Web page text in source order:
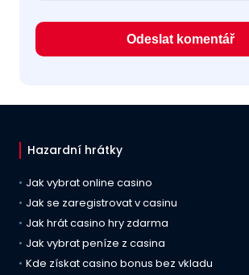
Hazardní hrátky
Jak vybrat online casino
Jak se zaregistrovat v casinu
Jak hrát casino hry zdarma
Jak vybrat peníze z casina
Kde získat casino bonus bez vkladu